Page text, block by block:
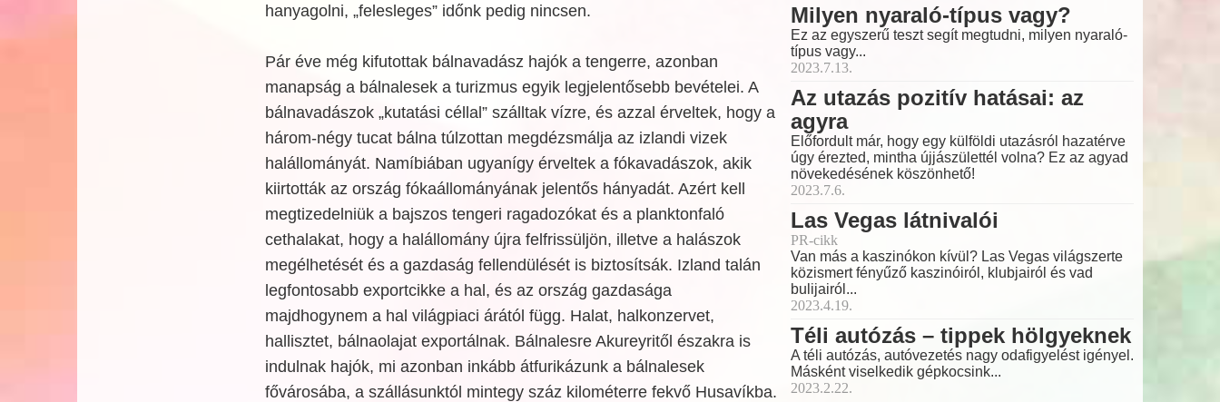
hanyagolni, „felesleges” időnk pedig nincsen.
Pár éve még kifutottak bálnavadász hajók a tengerre, azonban
manapság a bálnalesek a turizmus egyik legjelentősebb bevételei. A
bálnavadászok „kutatási céllal” szálltak vízre, és azzal érveltek, hogy a
három-négy tucat bálna túlzottan megdézsmálja az izlandi vizek
halállományát. Namíbiában ugyanígy érveltek a fókavadászok, akik
kiirtották az ország fókaállományának jelentős hányadát. Azért kell
megtizedelniük a bajszos tengeri ragadozókat és a planktonfaló
cethalakat, hogy a halállomány újra felfrissüljön, illetve a halászok
megélhetését és a gazdaság fellendülését is biztosítsák. Izland talán
legfontosabb exportcikke a hal, és az ország gazdasága
majdhogynem a hal világpiaci árától függ. Halat, halkonzervet,
hallisztet, bálnaolajat exportálnak. Bálnalesre Akureyritől északra is
indulnak hajók, mi azonban inkább átfurikázunk a bálnalesek
fővárosába, a szállásunktól mintegy száz kilométerre fekvő Husavíkba.
Milyen nyaraló-típus vagy?
Ez az egyszerű teszt segít megtudni, milyen nyaraló-
típus vagy...
2023.7.13.
Az utazás pozitív hatásai: az
agyra
Előfordult már, hogy egy külföldi utazásról hazatérve
úgy érezted, mintha újjászülettél volna? Ez az agyad
növekedésének köszönhető!
2023.7.6.
Las Vegas látnivalói
PR-cikk
Van más a kaszinókon kívül? Las Vegas világszerte
közismert fényűző kaszinóiról, klubjairól és vad
bulijairól...
2023.4.19.
Téli autózás – tippek hölgyeknek
A téli autózás, autóvezetés nagy odafigyelést igényel.
Másként viselkedik gépkocsink...
2023.2.22.